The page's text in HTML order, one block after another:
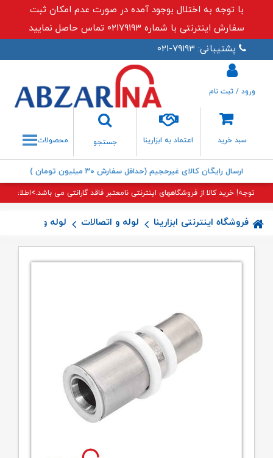
با توجه به اختلال بوجود آمده در صورت عدم امکان ثبت
سفارش اینترنتی با شماره ۰۲۱۷۹۱۹۳ تماس حاصل نمایید
پشتیبانی: ۷۹۱۹۳-۰۲۱
سبد خرید اعتماد به ابزارینا
جستجو
جستجو
ورود / ثبت نام
محصولات
ارسال رایگان کالای غیرحجیم (حداقل سفارش ۳۰ میلیون تومان )
توجه! خرید کالا از فروشگاههای اینترنتی نامعتبر فاقد گارانتی می باشد.>اطلاعات
فروشگاه اینترنتی ابزارینا لوله و اتصالات لوله و اتصالات